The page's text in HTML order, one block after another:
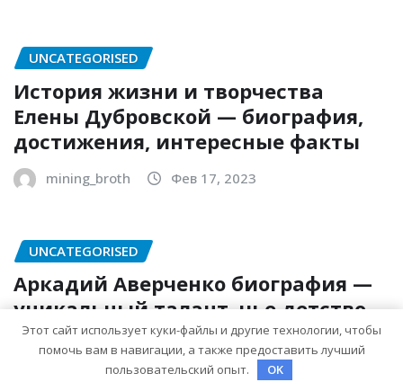
UNCATEGORISED
История жизни и творчества
Елены Дубровской — биография,
достижения, интересные факты
mining_broth Фев 17, 2023
UNCATEGORISED
Аркадий Аверченко биография —
уникальный талант, чье детство,
творчество и литературное
наследие продолжают восхищать
Этот сайт использует куки-файлы и другие технологии, чтобы
помочь вам в навигации, а также предоставить лучший
пользовательский опыт.
OK